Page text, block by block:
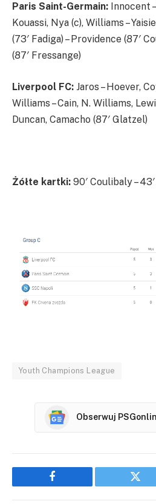
Paris Saint-Germain: Innocent
Kouassi, Nya (c), Williams –
(73′ Fadiga) – Providence (87′
(87′ Fressange)
Liverpool FC: Jaros – Hoever,
Williams – Cain, N. Williams,
Duncan, Camacho (87′ Glatzel)
Żółte kartki: 90′ Coulibaly –
Youth Champions League
Obserwuj
Facebook